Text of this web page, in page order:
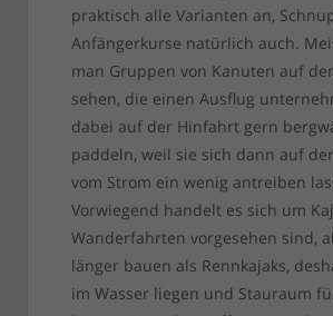
praktisch alle Varianten an,
Anfängerkurse natürlich auch.
man Gruppen von Kanuten auf
sehen, die einen Ausflug
dabei auf der Hinfahrt gern
paddeln, weil sie sich dann auf
vom Strom ein wenig antreiben
Vorwiegend handelt es sich um
Wanderfahrten vorgesehen sind,
länger bauen als Rennkajaks,
im Wasser liegen und Stauraum